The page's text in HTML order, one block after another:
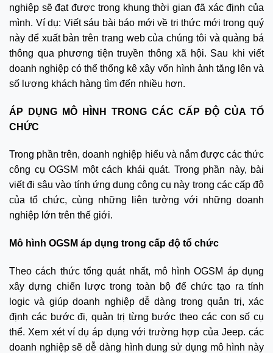
nghiệp sẽ đạt được trong khung thời gian đã xác định của
mình. Ví dụ: Viết sáu bài báo mới về tri thức mới trong quý
này để xuất bản trên trang web của chúng tôi và quảng bá
thông qua phương tiện truyền thông xã hội. Sau khi viết
doanh nghiệp có thể thống kê xây vốn hình ảnh tăng lên và
số lượng khách hàng tìm đến nhiều hơn.
ÁP DỤNG MÔ HÌNH TRONG CÁC CẤP ĐỘ CỦA TỔ
CHỨC
Trong phần trên, doanh nghiệp hiểu và nắm được các thức
công cụ OGSM một cách khái quát. Trong phần này, bài
viết đi sâu vào tính ứng dụng công cụ này trong các cấp độ
của tổ chức, cùng những liên tưởng với những doanh
nghiệp lớn trên thế giới.
Mô hình OGSM áp dụng trong cấp độ tổ chức
Theo cách thức tổng quát nhất, mô hình OGSM áp dụng
xây dựng chiến lược trong toàn bộ để chức tạo ra tính
logic và giúp doanh nghiệp dễ dàng trong quản trị, xác
định các bước đi, quản trị từng bước theo các con số cụ
thể. Xem xét ví dụ áp dụng với trường hợp của Jeep. các
doanh nghiệp sẽ dễ dàng hình dung sử dụng mô hình này